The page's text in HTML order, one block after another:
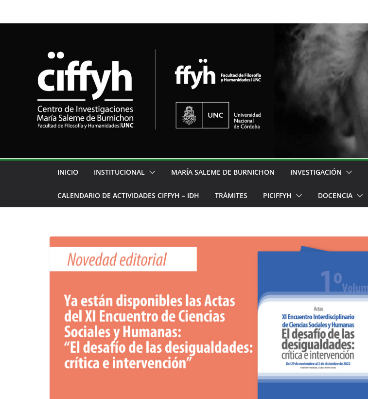
INICIO INSTITUCIONAL MARÍA SALEME DE BURNICHON INVESTIGACIÓN
CALENDARIO DE ACTIVIDADES CIFFYH – IDH TRÁMITES PICIFFYH DOCENCIA